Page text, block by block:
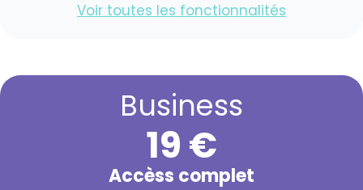
Voir toutes les fonctionnalités
Business
19 €
Accèss complet